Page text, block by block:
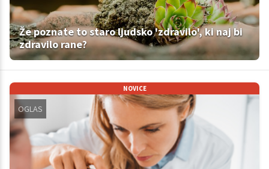
Že poznate to staro ljudsko 'zdravilo', ki naj bi
zdravilo rane?
NOVICE
OGLAS